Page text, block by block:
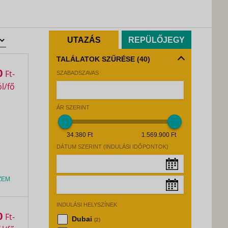
UTAZÁS REPÜLŐJEGY
TALÁLATOK SZŰRÉSE (40)
SZABADSZAVAS
ÁR SZERINT
34.380 Ft 1.569.900 Ft
DÁTUM SZERINT (INDULÁSI IDŐPONTOK)
Hé
Ke Sz Cs
27
29
INDULÁSI HELYSZÍNEK
Dubai (2)
Ft
Ft